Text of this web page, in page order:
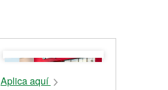
Aplica aquí